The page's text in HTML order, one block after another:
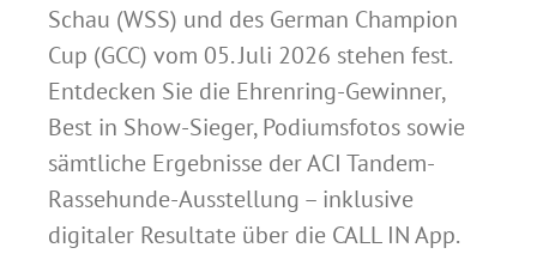
Schau (WSS) und des German Champion
Cup (GCC) vom 05. Juli 2026 stehen fest.
Entdecken Sie die Ehrenring-Gewinner,
Best in Show-Sieger, Podiumsfotos sowie
sämtliche Ergebnisse der ACI Tandem-
Rassehunde-Ausstellung – inklusive
digitaler Resultate über die CALL IN App.